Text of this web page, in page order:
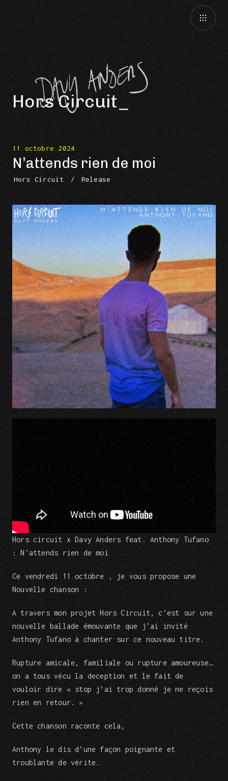
Hors Circuit
11 octobre 2024
N’attends rien de moi
Hors Circuit / Release
Hors circuit x Davy Anders feat. Anthony Tufano
: N’attends rien de moi
Ce vendredi 11 octobre , je vous propose une
Nouvelle chanson :
A travers mon projet Hors Circuit, c’est sur une
nouvelle ballade émouvante que j’ai invité
Anthony Tufano à chanter sur ce nouveau titre.
Rupture amicale, familiale ou rupture amoureuse…
on a tous vécu la deception et le fait de
vouloir dire « stop j’ai trop donné je ne reçois
rien en retour. »
Cette chanson raconte cela,
Anthony le dis d’une façon poignante et
troublante de vérite.